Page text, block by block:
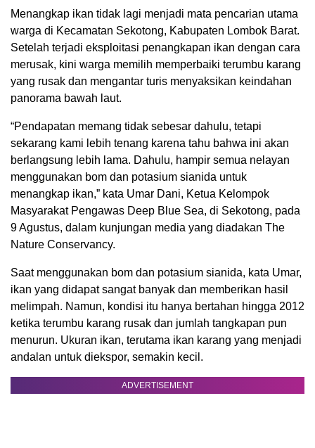
Menangkap ikan tidak lagi menjadi mata pencarian utama
warga di Kecamatan Sekotong, Kabupaten Lombok Barat.
Setelah terjadi eksploitasi penangkapan ikan dengan cara
merusak, kini warga memilih memperbaiki terumbu karang
yang rusak dan mengantar turis menyaksikan keindahan
panorama bawah laut.
“Pendapatan memang tidak sebesar dahulu, tetapi
sekarang kami lebih tenang karena tahu bahwa ini akan
berlangsung lebih lama. Dahulu, hampir semua nelayan
menggunakan bom dan potasium sianida untuk
menangkap ikan,” kata Umar Dani, Ketua Kelompok
Masyarakat Pengawas Deep Blue Sea, di Sekotong, pada
9 Agustus, dalam kunjungan media yang diadakan The
Nature Conservancy.
Saat menggunakan bom dan potasium sianida, kata Umar,
ikan yang didapat sangat banyak dan memberikan hasil
melimpah. Namun, kondisi itu hanya bertahan hingga 2012
ketika terumbu karang rusak dan jumlah tangkapan pun
menurun. Ukuran ikan, terutama ikan karang yang menjadi
andalan untuk diekspor, semakin kecil.
ADVERTISEMENT